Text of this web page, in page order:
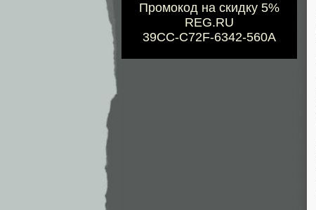
Промокод на скидку 5%
REG.RU
39CC-C72F-6342-560A